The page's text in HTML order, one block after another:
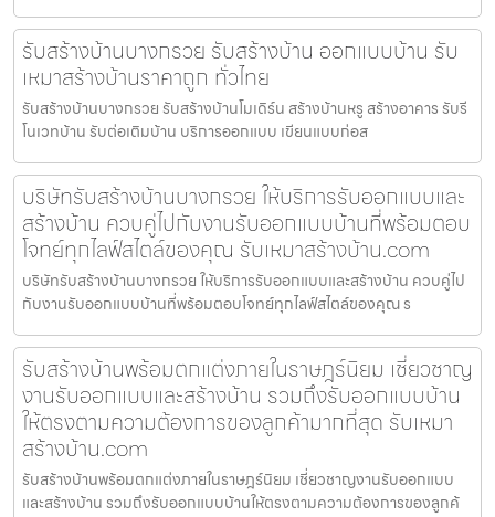
รับสร้างบ้านบางกรวย รับสร้างบ้าน ออกแบบบ้าน รับ
เหมาสร้างบ้านราคาถูก ทั่วไทย
รับสร้างบ้านบางกรวย รับสร้างบ้านโมเดิร์น สร้างบ้านหรู สร้างอาคาร รับรี
โนเวทบ้าน รับต่อเติมบ้าน บริการออกแบบ เขียนแบบก่อส
บริษัทรับสร้างบ้านบางกรวย ให้บริการรับออกแบบและ
สร้างบ้าน ควบคู่ไปกับงานรับออกแบบบ้านที่พร้อมตอบ
โจทย์ทุกไลฟ์สไตล์ของคุณ รับเหมาสร้างบ้าน.com
บริษัทรับสร้างบ้านบางกรวย ให้บริการรับออกแบบและสร้างบ้าน ควบคู่ไป
กับงานรับออกแบบบ้านที่พร้อมตอบโจทย์ทุกไลฟ์สไตล์ของคุณ ร
รับสร้างบ้านพร้อมตกแต่งภายในราษฎร์นิยม เชี่ยวชาญ
งานรับออกแบบและสร้างบ้าน รวมถึงรับออกแบบบ้าน
ให้ตรงตามความต้องการของลูกค้ามากที่สุด รับเหมา
สร้างบ้าน.com
รับสร้างบ้านพร้อมตกแต่งภายในราษฎร์นิยม เชี่ยวชาญงานรับออกแบบ
และสร้างบ้าน รวมถึงรับออกแบบบ้านให้ตรงตามความต้องการของลูกค้